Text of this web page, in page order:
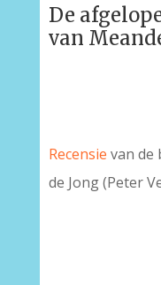
De
van
Recensie van de
de Jong (Peter